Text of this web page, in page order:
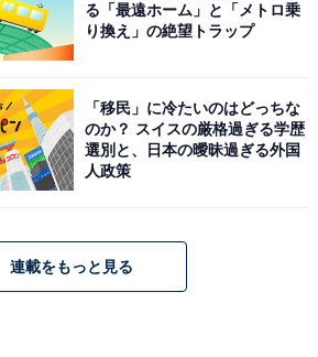
」、1位は？
道府県」ランキング、男性1位は
きな路線ランキング！ 3位「東北新
る「最遠ホーム」と「メトロ乗
り換え」の絶望トラップ
「移民」に冷たいのはどっちな
のか？ スイスの厳格過ぎる学歴
選別と、日本の曖昧過ぎる外国
人政策
連載をもっと見る